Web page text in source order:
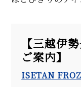
【三越伊
ご案内】
ISETAN